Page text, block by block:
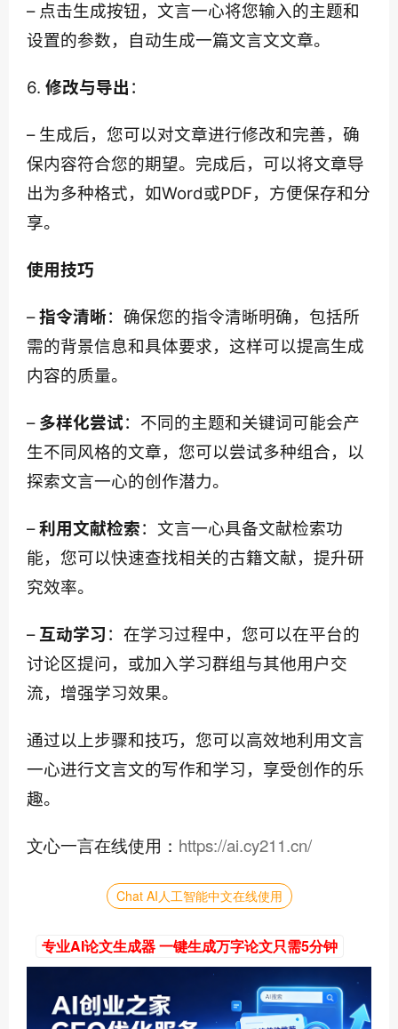
– 点击生成按钮，文言一心将您输入的主题和
设置的参数，自动生成一篇文言文文章。
6. 修改与导出 ：
– 生成后，您可以对文章进行修改和完善，确
保内容符合您的期望。完成后，可以将文章导
出为多种格式，如Word或PDF，方便保存和分
享。
使用技巧
– 指令清晰：确保您的指令清晰明确，包括所
需的背景信息和具体要求，这样可以提高生成
内容的质量。
– 多样化尝试：不同的主题和关键词可能会产
生不同风格的文章，您可以尝试多种组合，以
探索文言一心的创作潜力。
– 利用文献检索：文言一心具备文献检索功
能，您可以快速查找相关的古籍文献，提升研
究效率。
– 互动学习 ：在学习过程中，您可以在平台的
讨论区提问，或加入学习群组与其他用户交
流，增强学习效果。
通过以上步骤和技巧，您可以高效地利用文言
一心进行文言文的写作和学习，享受创作的乐
趣。
文心一言在线使用： https://ai.cy211.cn/
Chat AI人工智能中文在线使用
专业AI论文生成器 一键生成万字论文只需5分钟